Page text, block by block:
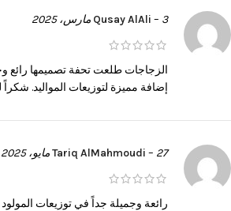
Qusay AlAli – 3 مارس، 2025
الزجاجات طلعت تحفة تصميمها رائع
إضافة مميزة لتوزيعات المواليد. شكراً
Tariq AlMahmoudi – 27 مايو، 2025
رائعة وجميلة جداً في توزيعات